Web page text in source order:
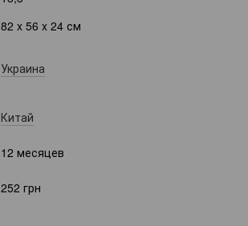
82 x 56 x 24 см
Украина
Китай
12 месяцев
252 грн